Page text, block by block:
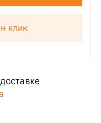
клик